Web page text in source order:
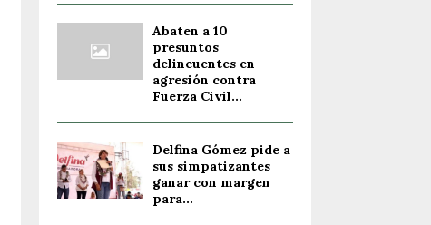
Abaten a 10
presuntos
delincuentes en
agresión contra
Fuerza Civil...
Delfina Gómez pide a
sus simpatizantes
ganar con margen
para...